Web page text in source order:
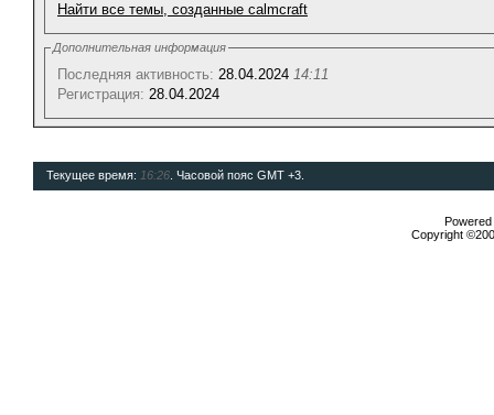
Найти все темы, созданные calmcraft
Дополнительная информация
Последняя активность: 28.04.2024 14:11
Регистрация: 28.04.2024
Текущее время: 16:26 . Часовой пояс GMT +3.
Copyright